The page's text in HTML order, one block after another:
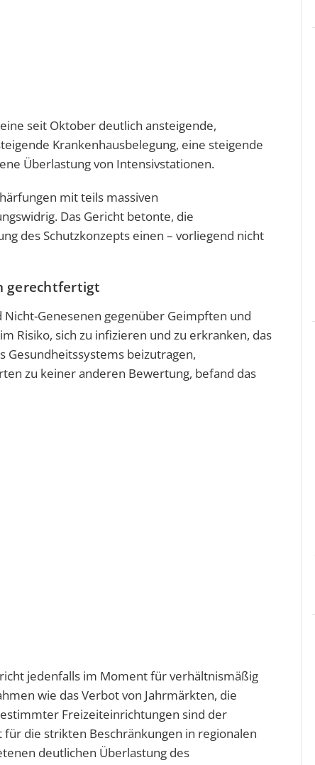
seit Oktober deutlich ansteigende,
Krankenhausbelegung, eine steigende
Überlastung von Intensivstationen.
mit teils massiven
Das Gericht betonte, die
des Schutzkonzepts einen – vorliegend nicht
gerechtfertigt
Genesenen gegenüber Geimpften und
Risiko, sich zu infizieren und zu erkranken, das
Gesundheitssystems beizutragen,
zu keiner anderen Bewertung, befand das
jedenfalls im Moment für verhältnismäßig
wie das Verbot von Jahrmärkten, die
Freizeiteinrichtungen sind der
die strikten Beschränkungen in regionalen
deutlichen Überlastung des